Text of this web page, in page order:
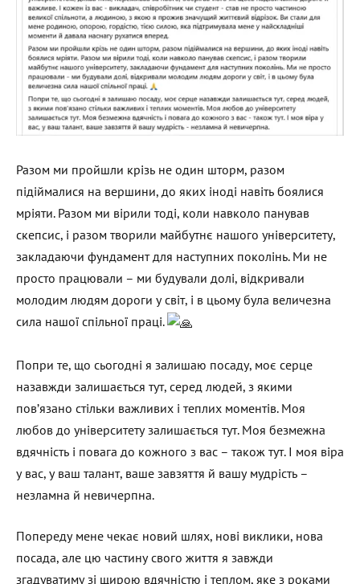
Разом ми пройшли крізь не один шторм, разом
підіймалися на вершини, до яких іноді навіть боялися
мріяти. Разом ми вірили тоді, коли навколо панував
скепсис, і разом творили майбутнє нашого університету,
закладаючи фундамент для наступних поколінь. Ми не
просто працювали – ми будували долі, відкривали
молодим людям дороги у світ, і в цьому була величезна
сила нашої спільної праці.
Попри те, що сьогодні я залишаю посаду, моє серце
назавжди залишається тут, серед людей, з якими
пов’язано стільки важливих і теплих моментів. Моя
любов до університету залишається тут. Моя безмежна
вдячність і повага до кожного з вас – також тут. І моя віра
у вас, у ваш талант, ваше завзяття й вашу мудрість –
незламна й невичерпна.
Попереду мене чекає новий шлях, нові виклики, нова
посада, але цю частину свого життя я завжди
згадуватиму зі щирою вдячністю і теплом, яке з роками